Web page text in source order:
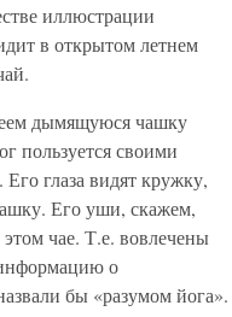
иллюстрации
в открытом летнем
дымящуюся чашку
пользуется своими
глаза видят кружку,
Его уши, скажем,
чае. Т.е. вовлечены
информацию о
бы «разумом йога».